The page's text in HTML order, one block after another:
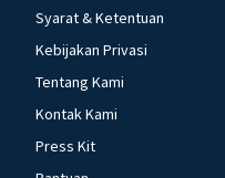
Syarat & Ketentuan
Kebijakan Privasi
Tentang Kami
Kontak Kami
Press Kit